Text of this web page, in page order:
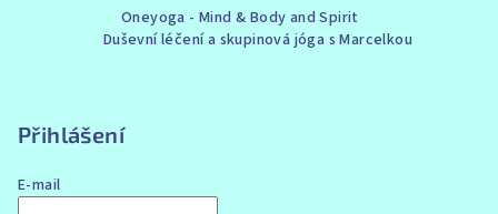
Oneyoga - Mind & Body and Spirit
Duševní léčení a skupinová jóga s Marcelkou
Přihlášení
E-mail